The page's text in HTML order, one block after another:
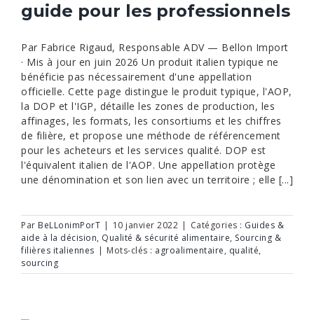
guide pour les professionnels
Par Fabrice Rigaud, Responsable ADV — Bellon Import
· Mis à jour en juin 2026 Un produit italien typique ne
bénéficie pas nécessairement d'une appellation
officielle. Cette page distingue le produit typique, l'AOP,
la DOP et l'IGP, détaille les zones de production, les
affinages, les formats, les consortiums et les chiffres
de filière, et propose une méthode de référencement
pour les acheteurs et les services qualité. DOP est
l'équivalent italien de l'AOP. Une appellation protège
une dénomination et son lien avec un territoire ; elle [...]
Par BeLLonimPorT | 10 janvier 2022 | Catégories : Guides &
aide à la décision, Qualité & sécurité alimentaire, Sourcing &
filières italiennes | Mots-clés : agroalimentaire, qualité,
sourcing